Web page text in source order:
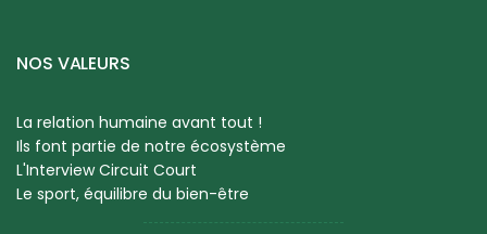
NOS VALEURS
La relation humaine avant tout !
Ils font partie de notre écosystème
L'Interview Circuit Court
Le sport, équilibre du bien-être